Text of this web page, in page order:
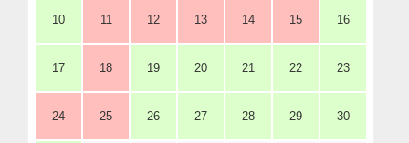
10 11 12 13 14 15 16
17 18 19 20 21 22 23
24 25 26 27 28 29 30